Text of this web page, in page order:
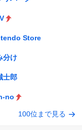
Store
分け
士郎
no
100位まで見る